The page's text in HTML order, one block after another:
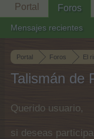
Portal Foros El
Talismán de
Querido usuario,
si deseas
Portal Foros
Mensajes recientes